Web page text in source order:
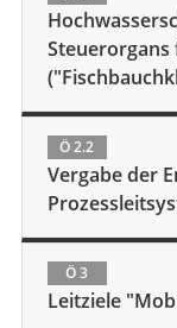
Steuerorgans
Ö 2.2
Vergabe der
Ö 3
Leitziele